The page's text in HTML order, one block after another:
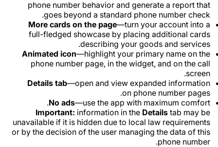
phone number behavior and generate a report that
goes beyond a standard phone number check.
More cards on the page—turn your account into a
full-fledged showcase by placing additional cards
describing your goods and services.
Animated icon—highlight your primary name on the
phone number page, in the widget, and on the call
screen.
Details tab—open and view expanded information
on phone number pages.
No ads—use the app with maximum comfort.
Important: information in the Details tab may be
unavailable if it is hidden due to local law requirements
or by the decision of the user managing the data of this
phone number.